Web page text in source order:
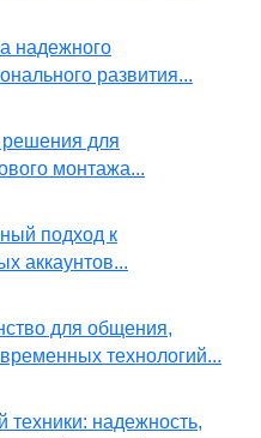
надежного
развития...
для
монтажа...
подход к
аккаунтов...
для общения,
технологий...
техники: надежность,